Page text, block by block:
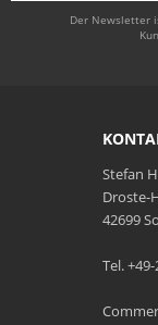
Der Newsletter
Stefan
Droste-
42699
Tel.